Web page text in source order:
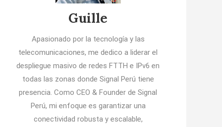
Guille
Apasionado por la tecnología y las
telecomunicaciones, me dedico a liderar el
despliegue masivo de redes FTTH e IPv6 en
todas las zonas donde Signal Perú tiene
presencia. Como CEO & Founder de Signal
Perú, mi enfoque es garantizar una
conectividad robusta y escalable,